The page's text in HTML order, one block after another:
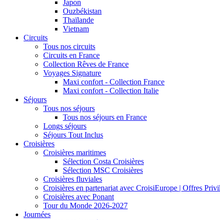
Japon
Ouzbékistan
Thaïlande
Vietnam
Circuits
Tous nos circuits
Circuits en France
Collection Rêves de France
Voyages Signature
Maxi confort - Collection France
Maxi confort - Collection Italie
Séjours
Tous nos séjours
Tous nos séjours en France
Longs séjours
Séjours Tout Inclus
Croisières
Croisières maritimes
Sélection Costa Croisières
Sélection MSC Croisières
Croisières fluviales
Croisières en partenariat avec CroisiEurope | Offres
Croisières avec Ponant
Tour du Monde 2026-2027
Journées